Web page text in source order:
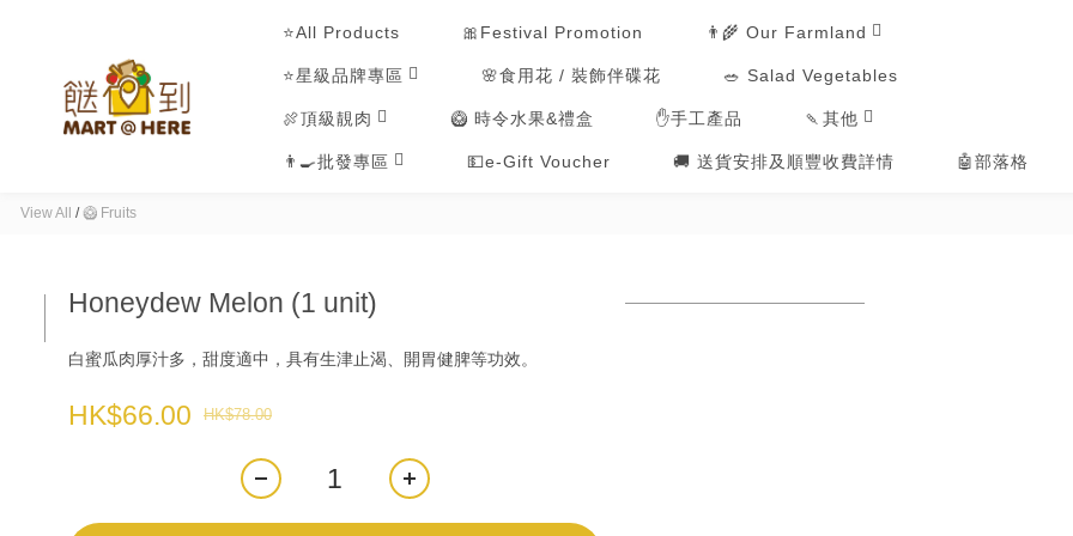
⭐All Products 🎀Festival Promotion 👨‍🌾 Our Farmland
⭐星級品牌專區 🌸食用花 / 裝飾伴碟花 🥗 Salad Vegetables
🍖頂級靚肉 🥝 時令水果&禮盒 ✋手工產品 🍡其他
👨‍🍳批發專區 💵e-Gift Voucher 🚚 送貨安排及順豐收費詳情 🤖部落格
View All / 🥝 Fruits
Honeydew Melon (1 unit)
白蜜瓜肉厚汁多，甜度適中，具有生津止渴、開胃健脾等功效。
HK$78.00
HK$66.00